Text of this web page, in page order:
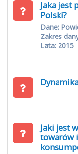
Jaka jest
Polski?
Dane:
Zakres
Lata: 2015
Jaki jest
towarów